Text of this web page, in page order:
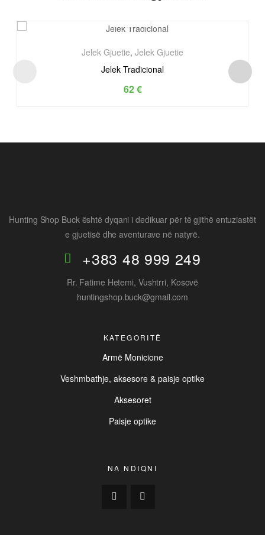
Jelek Gjuetie, Jelek Gjuetie
Jelek Tradicional
62€
Hunting Shop Buck është dyqani i dedikuar për të gjithë entuziastët
e gjuetisë dhe aventurave në natyrë.
+383 48 999 249
Rr. Fatime Hetemi, Vushtrri, Kosovë
huntingshop.buck@gmail.com
KATEGORITË
Armë Monicione
Veshmbathje, aksesore & paisje optike
Aksesoret
Paisje optike
NA NDIQNI